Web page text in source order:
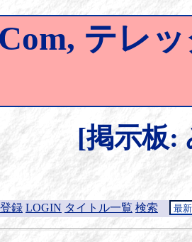
テレ
[掲示板:
登録 LOGIN タイトル一覧 検索